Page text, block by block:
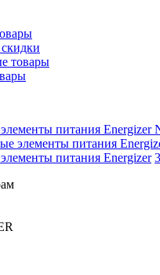
товары
питания Energizer
элементы питания
питания Energizer 3